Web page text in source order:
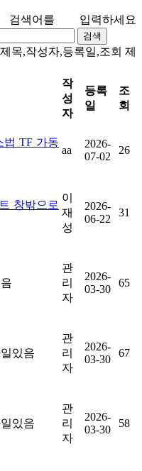
검색어를 입력하세요
검색
목,작성자,등록일,조회 제
작
성
자
등록
일
조
회
법 TF 가동
aa
2026-
07-02
26
창밖으로
이
재
성
2026-
06-22
31
관
리
자
2026-
03-30
65
관
리
자
2026-
03-30
67
관
리
자
2026-
03-30
58